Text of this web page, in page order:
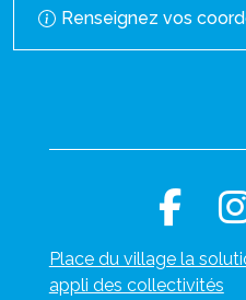
Renseignez vos
Place du village la
appli des collectivités